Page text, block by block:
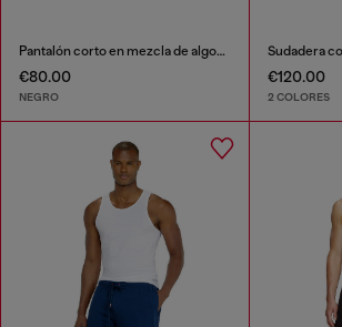
Pantalón corto en mezcla de algodón afelpado
€80.00
NEGRO
€120.00
2 COLORES